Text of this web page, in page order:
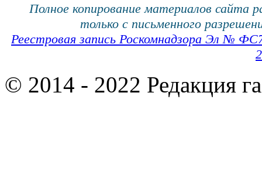
Полное копирование материалов сайта
только с письменного
Реестровая запись Роскомнадзора Эл №
© 2014 - 2022 Редакция